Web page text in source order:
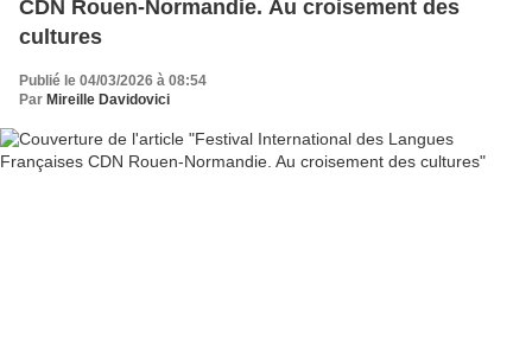
CDN Rouen-Normandie. Au croisement des
cultures
Publié le 04/03/2026 à 08:54
Par Mireille Davidovici